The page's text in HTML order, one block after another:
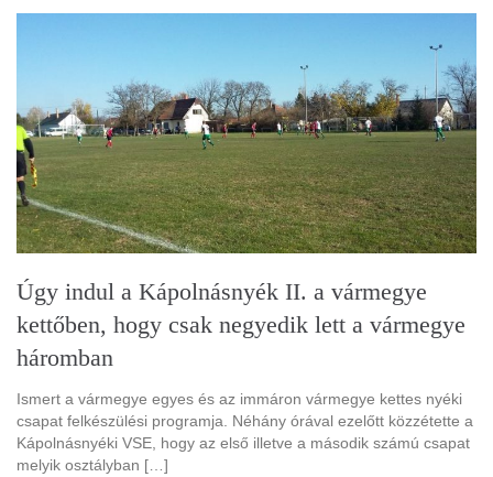
Úgy indul a Kápolnásnyék II. a vármegye
kettőben, hogy csak negyedik lett a vármegye
háromban
Ismert a vármegye egyes és az immáron vármegye kettes nyéki
csapat felkészülési programja. Néhány órával ezelőtt közzétette a
Kápolnásnyéki VSE, hogy az első illetve a második számú csapat
melyik osztályban […]